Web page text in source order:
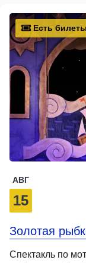
Есть билеты
АВГ
15
Золотая
Спектакль по